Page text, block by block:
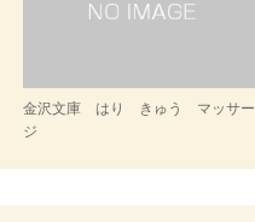
金沢文庫 はり きゅう マッサー
ジ